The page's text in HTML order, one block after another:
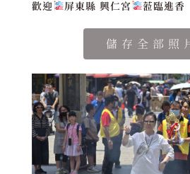
歡迎
屏東縣 興仁宮 蒞臨進香
儲存全部照